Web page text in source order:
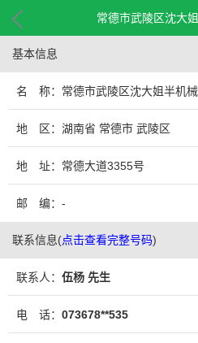
常德市武陵区沈大
基本信息
名 称：常德市武陵区沈大姐半机
地 区：湖南省 常德市 武陵区
地 址：常德大道3355号
邮 编：-
联系信息(点击查看完整号码)
联系人： 伍杨 先生
电 话： 073678**535